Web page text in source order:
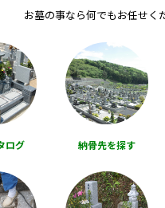
お墓の事なら何でもお任せく
ログ 納骨先を探す